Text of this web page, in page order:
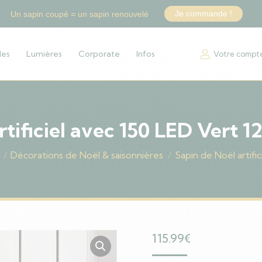
Lumières Corporate Infos Votre
avec 150 LED Vert
Décorations de Noël & saisonnières Sapin de Noël
115.99€
Un sapin coupé = un sapin renouvelé Je commande !